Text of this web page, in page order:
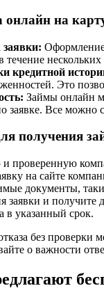
на
Оформление
течение
кредитной
Это
Займы онлайн
Все можно
получения
проверенную
на сайте
документы,
заявки и получите
в указанный срок.
без
о важности